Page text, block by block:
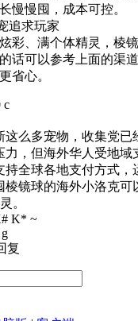
慢慢囤，成本可控。
追求玩家
彩、满个体精灵，棱
话可以参考上面的渠
省心。
c
么多宠物，收集党已
力，但海外华人受地域
持全球各地支付方式，
棱镜球的海外小洛克可
。
K* ~
复